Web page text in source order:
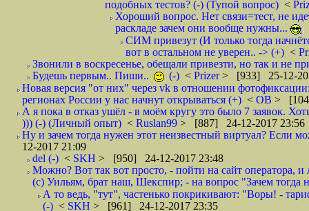
подобных тестов? (-) (Тупой вопрос) <
Хороший вопрос. Нет связи=тест, не
раскладе зачем они вообще нужны...
СИМ привезут (И только тогда
вот в остальном не уверен.. -> (+) <
Звонили в воскресенье, обещали привезти, но так и не
Будешь первым.. Пиши..
(-) < Prizer> [933] 25-12-
Новая версия "от них" через vk в отношении
регионах России у нас начнут открываться (+) < ОВ >
А я пока в отказ ушёл - в моём кругу это было 7 заявок.
))) (-) (Личный опыт) < Ruslan99 > [887] 24-12-2017 23:56
Ну и зачем тогда нужен этот неизвестный виртуал? Если
12-2017 21:09
del (-) < SKH > [950] 24-12-2017 23:48
Можно? Вот так вот просто, - пойти на сайт оператора,
(с) Уильям, брат наш, Шекспир; - на вопрос "Зачем тогда
А то ведь, "тут", частенько покрикивают: "Воры! -
(-) < SKH > [961] 24-12-2017 23:35